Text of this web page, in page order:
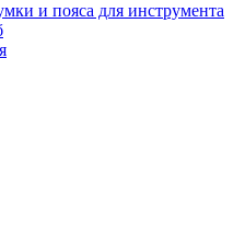
и пояса для инструмента